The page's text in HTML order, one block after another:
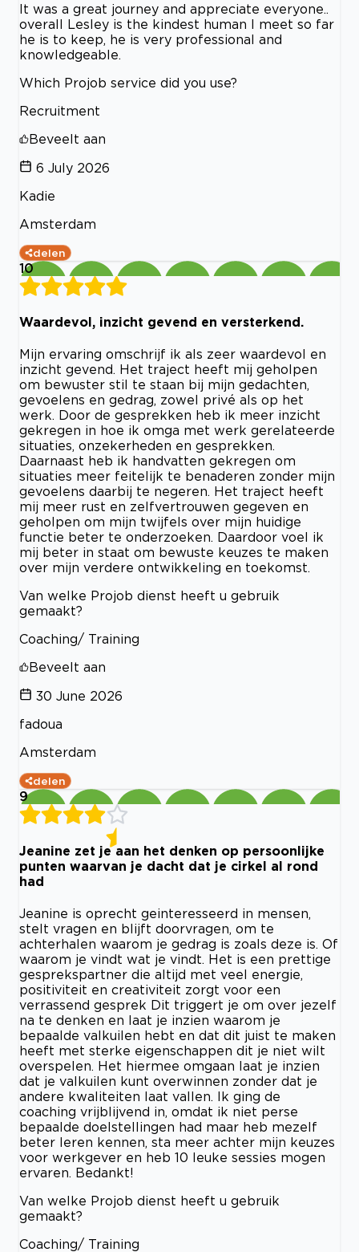
It was a great journey and appreciate everyone..
overall Lesley is the kindest human I meet so far
he is to keep, he is very professional and
knowledgeable.
Which Projob service did you use?
Recruitment
Beveelt aan
6 July 2026
Kadie
Amsterdam
delen
10
Waardevol, inzicht gevend en versterkend.
Mijn ervaring omschrijf ik als zeer waardevol en
inzicht gevend. Het traject heeft mij geholpen
om bewuster stil te staan bij mijn gedachten,
gevoelens en gedrag, zowel privé als op het
werk. Door de gesprekken heb ik meer inzicht
gekregen in hoe ik omga met werk gerelateerde
situaties, onzekerheden en gesprekken.
Daarnaast heb ik handvatten gekregen om
situaties meer feitelijk te benaderen zonder mijn
gevoelens daarbij te negeren. Het traject heeft
mij meer rust en zelfvertrouwen gegeven en
geholpen om mijn twijfels over mijn huidige
functie beter te onderzoeken. Daardoor voel ik
mij beter in staat om bewuste keuzes te maken
over mijn verdere ontwikkeling en toekomst.
Van welke Projob dienst heeft u gebruik
gemaakt?
Coaching/ Training
Beveelt aan
30 June 2026
fadoua
Amsterdam
delen
9
Jeanine zet je aan het denken op persoonlijke
punten waarvan je dacht dat je cirkel al rond
had
Jeanine is oprecht geinteresseerd in mensen,
stelt vragen en blijft doorvragen, om te
achterhalen waarom je gedrag is zoals deze is. Of
waarom je vindt wat je vindt. Het is een prettige
gesprekspartner die altijd met veel energie,
positiviteit en creativiteit zorgt voor een
verrassend gesprek Dit triggert je om over jezelf
na te denken en laat je inzien waarom je
bepaalde valkuilen hebt en dat dit juist te maken
heeft met sterke eigenschappen dit je niet wilt
overspelen. Het hiermee omgaan laat je inzien
dat je valkuilen kunt overwinnen zonder dat je
andere kwaliteiten laat vallen. Ik ging de
coaching vrijblijvend in, omdat ik niet perse
bepaalde doelstellingen had maar heb mezelf
beter leren kennen, sta meer achter mijn keuzes
voor werkgever en heb 10 leuke sessies mogen
ervaren. Bedankt!
Van welke Projob dienst heeft u gebruik
gemaakt?
Coaching/ Training